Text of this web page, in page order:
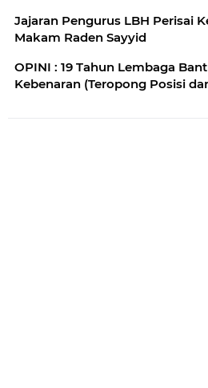
Jajaran Pengurus LBH Perisai
Makam Raden Sayyid
OPINI : 19 Tahun Lembaga
Kebenaran (Teropong Posisi